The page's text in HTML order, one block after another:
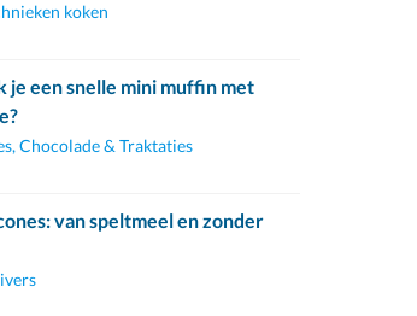
koken
je een snelle mini muffin met
Chocolade & Traktaties
van speltmeel en zonder